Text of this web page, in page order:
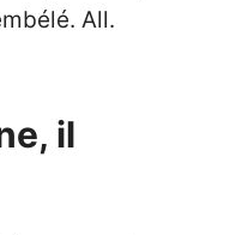
All.
il